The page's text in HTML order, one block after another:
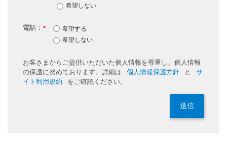
希望しない
*
電話：
希望する
希望しない
お客さまからご提供いただいた個人情報を尊重し、個人情報
の保護に努めております。詳細は
個人情報保護方針 と
サ
イト利用規約
をご確認ください。
送信